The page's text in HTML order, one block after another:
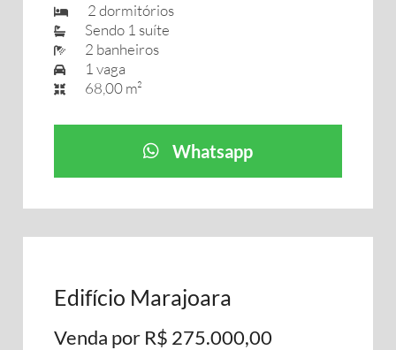
2 dormitórios
Sendo 1 suíte
2 banheiros
1 vaga
68,00 m²
Whatsapp
Edifício Marajoara
Venda por R$ 275.000,00